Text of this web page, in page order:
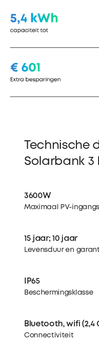
Technische
Solarbank 3
3600W
Maximaal PV-
15 jaar; 10 jaar
Levensduur en
IP65
Beschermingsklasse
Bluetooth, wifi (2,4
Connectiviteit